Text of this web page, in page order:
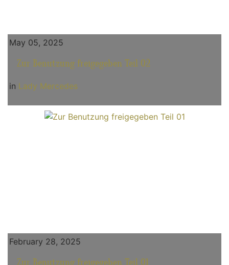
May 05, 2025
Zur Benutzung freigegeben Teil 02
in Lady Mercedes
February 28, 2025
Zur Benutzung freigegeben Teil 01